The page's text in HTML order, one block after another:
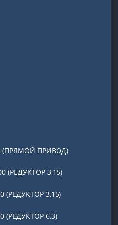
(ПРЯМОЙ ПРИВОД)
(РЕДУКТОР 3,15)
(РЕДУКТОР 3,15)
(РЕДУКТОР 6,3)